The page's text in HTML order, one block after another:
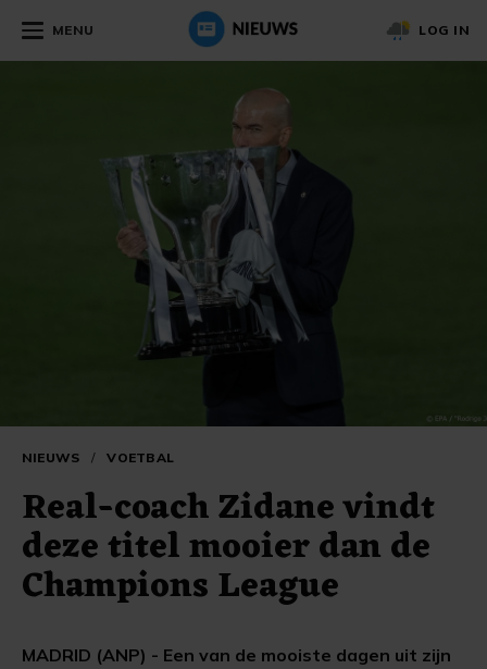
MENU LOG IN
NIEUWS / VOETBAL
Real-coach Zidane vindt
deze titel mooier dan de
Champions League
MADRID (ANP) - Een van de mooiste dagen uit zijn